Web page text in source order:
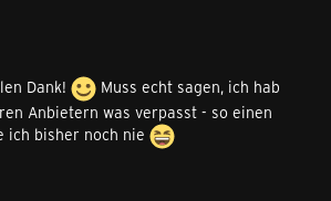
Dank!
Muss echt sagen, ich hab
Anbietern was verpasst - so einen
ich bisher noch nie